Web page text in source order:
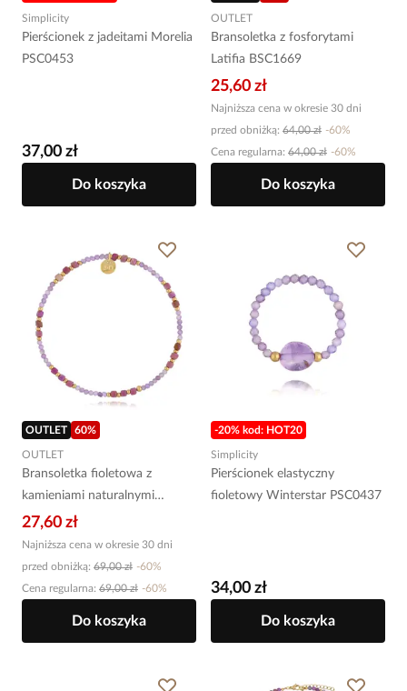
Simplicity
Pierścionek z jadeitami Morelia
PSC0453
37,00 zł
Do koszyka
OUTLET
Bransoletka z fosforytami
Latifia BSC1669
25,60 zł
Najniższa cena w okresie 30 dni
przed obniżką: 64,00 zł -60%
Cena regularna: 64,00 zł -60%
Do koszyka
OUTLET 60%
OUTLET
Bransoletka fioletowa z
kamieniami naturalnymi
Heather BSC1655
27,60 zł
Najniższa cena w okresie 30 dni
przed obniżką: 69,00 zł -60%
Cena regularna: 69,00 zł -60%
Do koszyka
-20% kod: HOT20
Simplicity
Pierścionek elastyczny
fioletowy Winterstar PSC0437
34,00 zł
Do koszyka